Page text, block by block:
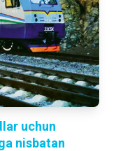
uchun
nisbatan